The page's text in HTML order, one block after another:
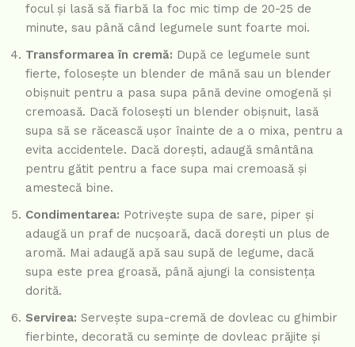
focul și lasă să fiarbă la foc mic timp de 20-25 de
minute, sau până când legumele sunt foarte moi.
Transformarea în cremă: După ce legumele sunt
fierte, folosește un blender de mână sau un blender
obișnuit pentru a pasa supa până devine omogenă și
cremoasă. Dacă folosești un blender obișnuit, lasă
supa să se răcească ușor înainte de a o mixa, pentru a
evita accidentele. Dacă dorești, adaugă smântâna
pentru gătit pentru a face supa mai cremoasă și
amestecă bine.
Condimentarea: Potrivește supa de sare, piper și
adaugă un praf de nucșoară, dacă dorești un plus de
aromă. Mai adaugă apă sau supă de legume, dacă
supa este prea groasă, până ajungi la consistența
dorită.
Servirea: Servește supa-cremă de dovleac cu ghimbir
fierbinte, decorată cu semințe de dovleac prăjite și